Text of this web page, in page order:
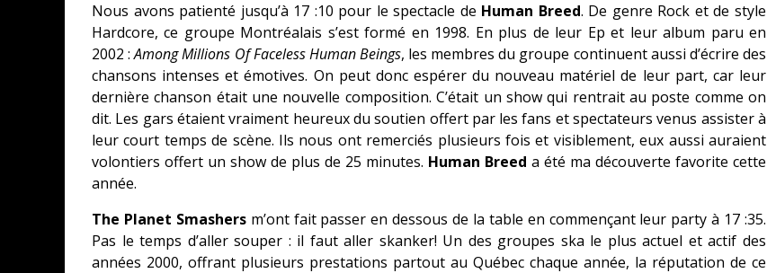
Nous avons patienté jusqu’à 17 :10 pour le spectacle de Human Breed. De genre Rock et de style
Hardcore, ce groupe Montréalais s’est formé en 1998. En plus de leur Ep et leur album paru en
2002 :Among Millions Of Faceless Human Beings, les membres du groupe continuent aussi d’écrire des
chansons intenses et émotives. On peut donc espérer du nouveau matériel de leur part, car leur
dernière chanson était une nouvelle composition. C’était un show qui rentrait au poste comme on
dit. Les gars étaient vraiment heureux du soutien offert par les fans et spectateurs venus assister à
leur court temps de scène. Ils nous ont remerciés plusieurs fois et visiblement, eux aussi auraient
volontiers offert un show de plus de 25 minutes. Human Breed a été ma découverte favorite cette
année.
The Planet Smashersm’ont fait passer en dessous de la table en commençant leur party à 17 :35.
Pas le temps d’aller souper : il faut aller skanker! Un des groupes ska le plus actuel et actif des
années 2000, offrant plusieurs prestations partout au Québec chaque année, la réputation de ce